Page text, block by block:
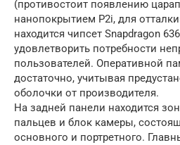
(противостоит появлению
нанопокрытием P2i, для
находится чипсет Snapdragon
удовлетворить потребности
пользователей. Оперативной
достаточно, учитывая
оболочки от производителя.
На задней панели находится
пальцев и блок камеры,
основного и портретного.